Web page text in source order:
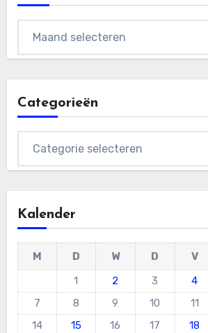
Categorieën
Kalender
M D W D V
1
2 3 4
7
8 9 10 11
14
15 16 17 18